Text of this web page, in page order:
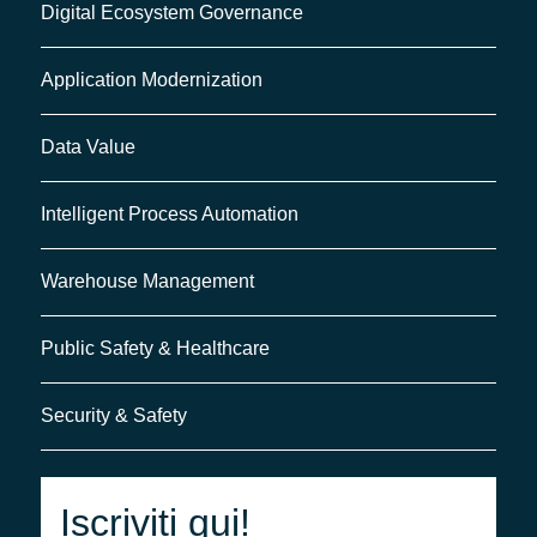
Digital Ecosystem Governance
Application Modernization
Data Value
Intelligent Process Automation
Warehouse Management
Public Safety & Healthcare
Security & Safety
Iscriviti qui!